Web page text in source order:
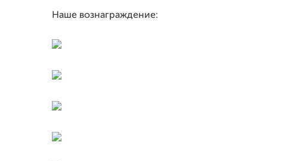
Наше вознаграждение: